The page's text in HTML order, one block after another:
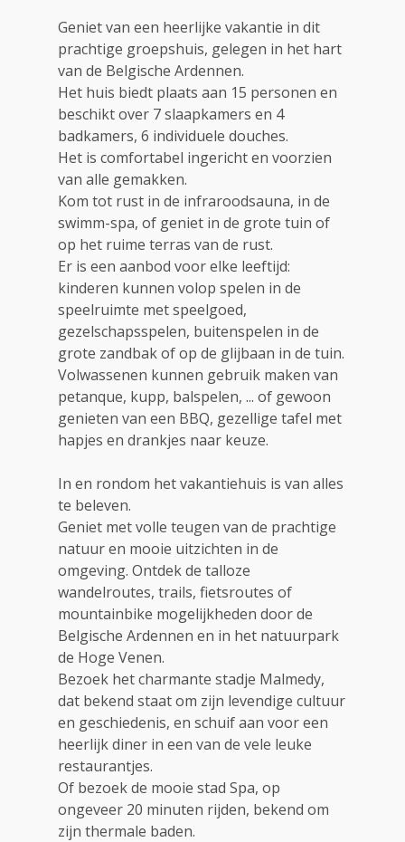
Geniet van een heerlijke vakantie in dit
prachtige groepshuis, gelegen in het hart
van de Belgische Ardennen.
Het huis biedt plaats aan 15 personen en
beschikt over 7 slaapkamers en 4
badkamers, 6 individuele douches.
Het is comfortabel ingericht en voorzien
van alle gemakken.
Kom tot rust in de infraroodsauna, in de
swimm-spa, of geniet in de grote tuin of
op het ruime terras van de rust.
Er is een aanbod voor elke leeftijd:
kinderen kunnen volop spelen in de
speelruimte met speelgoed,
gezelschapsspelen, buitenspelen in de
grote zandbak of op de glijbaan in de tuin.
Volwassenen kunnen gebruik maken van
petanque, kupp, balspelen, ... of gewoon
genieten van een BBQ, gezellige tafel met
hapjes en drankjes naar keuze.
In en rondom het vakantiehuis is van alles
te beleven.
Geniet met volle teugen van de prachtige
natuur en mooie uitzichten in de
omgeving. Ontdek de talloze
wandelroutes, trails, fietsroutes of
mountainbike mogelijkheden door de
Belgische Ardennen en in het natuurpark
de Hoge Venen.
Bezoek het charmante stadje Malmedy,
dat bekend staat om zijn levendige cultuur
en geschiedenis, en schuif aan voor een
heerlijk diner in een van de vele leuke
restaurantjes.
Of bezoek de mooie stad Spa, op
ongeveer 20 minuten rijden, bekend om
zijn thermale baden.